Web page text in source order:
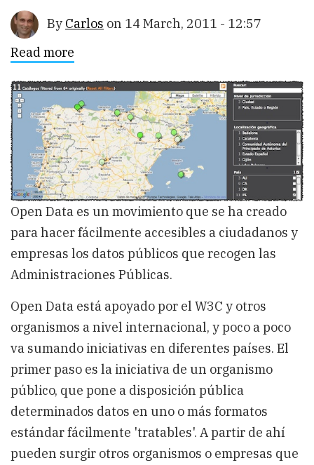
By Carlos on 14 March, 2011 - 12:57
Read more
a
Open
Data,
Linked
Data,
catálogos
de
datos
y
recursos
Open Data es un movimiento que se ha creado
para hacer fácilmente accesibles a ciudadanos y
empresas los datos públicos que recogen las
Administraciones Públicas.
Open Data está apoyado por el W3C y otros
organismos a nivel internacional, y poco a poco
va sumando iniciativas en diferentes países. El
primer paso es la iniciativa de un organismo
público, que pone a disposición pública
determinados datos en uno o más formatos
estándar fácilmente 'tratables'. A partir de ahí
pueden surgir otros organismos o empresas que